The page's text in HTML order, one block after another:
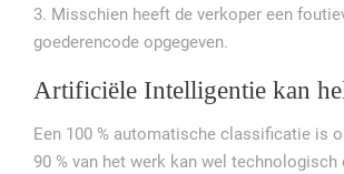
3. Misschien heeft de verkoper een
goederencode opgegeven.
Artificiële Intelligentie kan
Een 100 % automatische classificatie is
90 % van het werk kan wel technologisch